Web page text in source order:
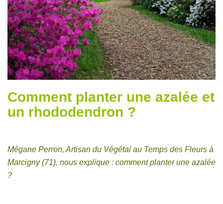
Comment planter une azalée et
un rhododendron ?
Mégane Perron, Artisan du Végétal au Temps des Fleurs à
Marcigny (71), nous explique : comment planter une azalée
?